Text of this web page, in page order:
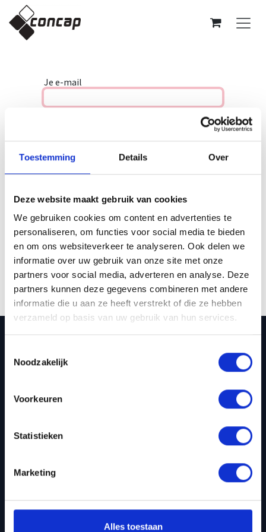
Toestemming Details Over
Deze website maakt gebruik van cookies
We gebruiken cookies om content en advertenties te
personaliseren, om functies voor social media te bieden
en om ons websiteverkeer te analyseren. Ook delen we
informatie over uw gebruik van onze site met onze
partners voor social media, adverteren en analyse. Deze
partners kunnen deze gegevens combineren met andere
informatie die u aan ze heeft verstrekt of die ze hebben
verzameld op basis van uw gebruik van hun services.
Noodzakelijk
Voorkeuren
Statistieken
Marketing
Alles toestaan
Overslaan naar inhoud
Je e-mail
Bevestig wachtwoord
Aanmelden
Heb je al een account?
best werkende supplementen en
sportvoeding om sporters te doen presteren
Persoonlijk advies
Sportadvies